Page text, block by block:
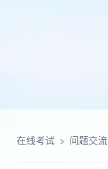
在线考试 > 问题交流